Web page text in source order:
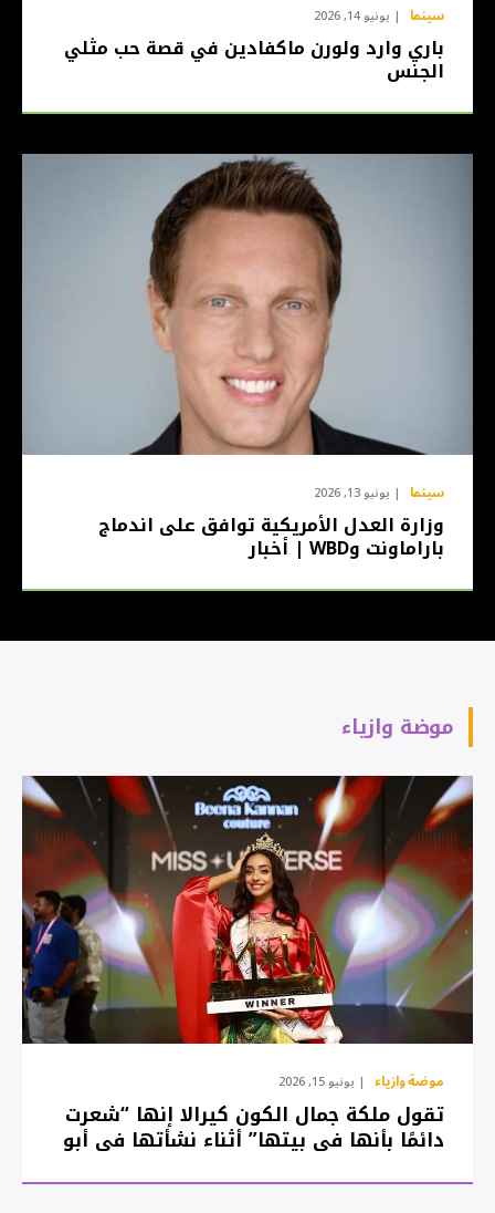
سينما يونيو 14, 2026
باري وارد ولورن ماكفادين في قصة حب مثلي
الجنس
سينما يونيو 13, 2026
وزارة العدل الأمريكية توافق على اندماج
باراماونت وWBD | أخبار
موضة وازياء
موضة وازياء يونيو 15, 2026
تقول ملكة جمال الكون كيرالا إنها “شعرت
دائمًا بأنها في بيتها” أثناء نشأتها في أبو